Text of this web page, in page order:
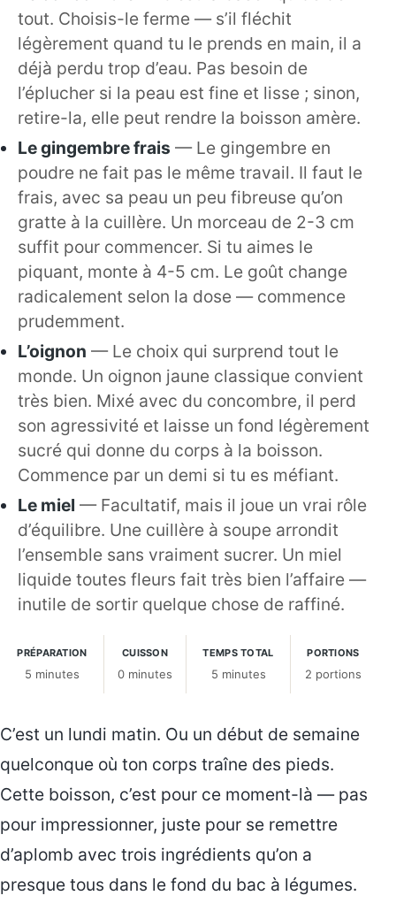
tout. Choisis-le ferme — s’il fléchit
légèrement quand tu le prends en main, il a
déjà perdu trop d’eau. Pas besoin de
l’éplucher si la peau est fine et lisse ; sinon,
retire-la, elle peut rendre la boisson amère.
Le gingembre frais — Le gingembre en
poudre ne fait pas le même travail. Il faut le
frais, avec sa peau un peu fibreuse qu’on
gratte à la cuillère. Un morceau de 2-3 cm
suffit pour commencer. Si tu aimes le
piquant, monte à 4-5 cm. Le goût change
radicalement selon la dose — commence
prudemment.
L’oignon — Le choix qui surprend tout le
monde. Un oignon jaune classique convient
très bien. Mixé avec du concombre, il perd
son agressivité et laisse un fond légèrement
sucré qui donne du corps à la boisson.
Commence par un demi si tu es méfiant.
Le miel — Facultatif, mais il joue un vrai rôle
d’équilibre. Une cuillère à soupe arrondit
l’ensemble sans vraiment sucrer. Un miel
liquide toutes fleurs fait très bien l’affaire —
inutile de sortir quelque chose de raffiné.
PRÉPARATION
5 minutes
CUISSON
0 minutes
TEMPS TOTAL
5 minutes
PORTIONS
2 portions
C’est un lundi matin. Ou un début de semaine
quelconque où ton corps traîne des pieds.
Cette boisson, c’est pour ce moment-là — pas
pour impressionner, juste pour se remettre
d’aplomb avec trois ingrédients qu’on a
presque tous dans le fond du bac à légumes.